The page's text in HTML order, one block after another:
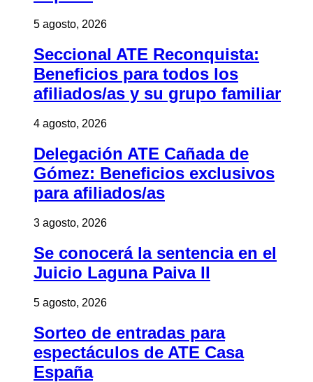
5 agosto, 2026
Seccional ATE Reconquista:
Beneficios para todos los
afiliados/as y su grupo familiar
4 agosto, 2026
Delegación ATE Cañada de
Gómez: Beneficios exclusivos
para afiliados/as
3 agosto, 2026
Se conocerá la sentencia en el
Juicio Laguna Paiva II
5 agosto, 2026
Sorteo de entradas para
espectáculos de ATE Casa
España